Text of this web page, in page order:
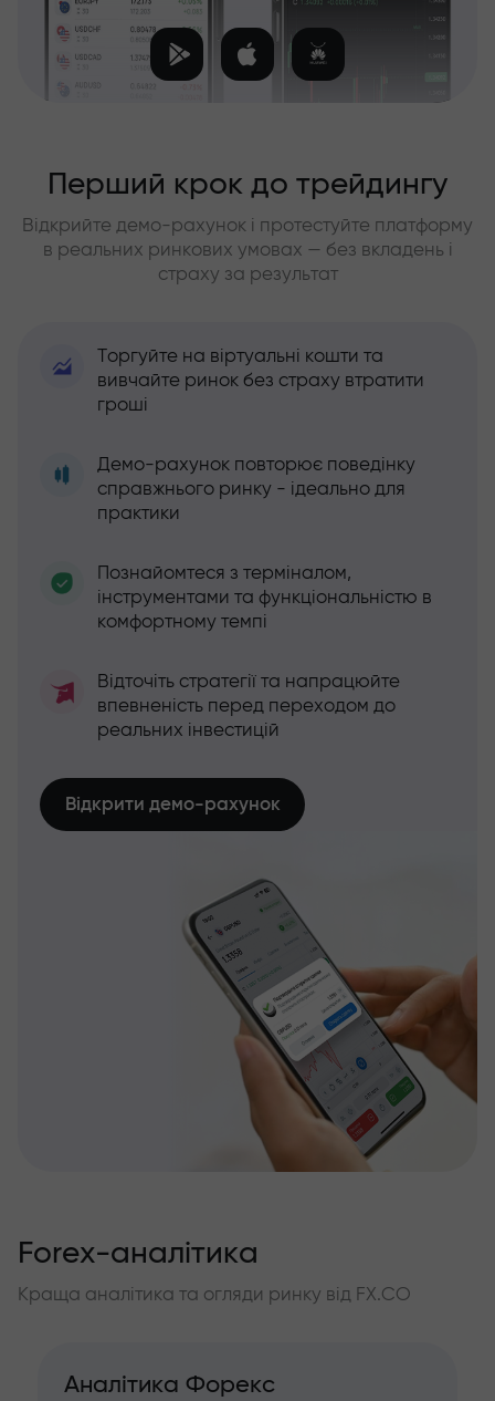
Перший крок до трейдингу
Відкрийте демо-рахунок і протестуйте платформу
в реальних ринкових умовах — без вкладень і
страху за результат
Торгуйте на віртуальні кошти та
вивчайте ринок без страху втратити
гроші
Демо-рахунок повторює поведінку
справжнього ринку - ідеально для
практики
Познайомтеся з терміналом,
інструментами та функціональністю в
комфортному темпі
Відточіть стратегії та напрацюйте
впевненість перед переходом до
реальних інвестицій
Відкрити демо-рахунок
Forex-аналітика
Краща аналітика та огляди ринку від FX.CO
Аналітика Форекс